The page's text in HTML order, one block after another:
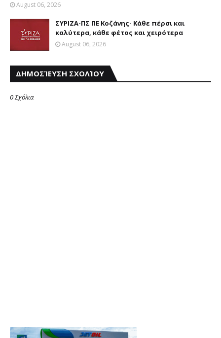
August 06, 2026
ΣΥΡΙΖΑ-ΠΣ ΠΕ Κοζάνης- Κάθε πέρσι και
καλύτερα, κάθε φέτος και χειρότερα
August 06, 2026
ΔΗΜΟΣΊΕΥΣΗ ΣΧΟΛΊΟΥ
0 Σχόλια